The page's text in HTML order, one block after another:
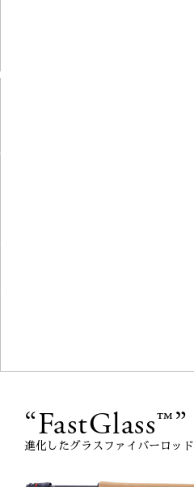
a Great Fly Rod.
“FastGlass™”
進化したグラスファイバーロッド